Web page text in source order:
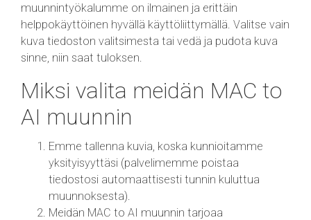
muunnintyökalumme on ilmainen ja erittäin
helppokäyttöinen hyvällä käyttöliittymällä. Valitse vain
kuva tiedoston valitsimesta tai vedä ja pudota kuva
sinne, niin saat tuloksen.
Miksi valita meidän MAC to
AI muunnin
Emme tallenna kuvia, koska kunnioitamme
yksityisyyttäsi (palvelimemme poistaa
tiedostosi automaattisesti tunnin kuluttua
muunnoksesta).
Meidän MAC to AI muunnin tarjoaa